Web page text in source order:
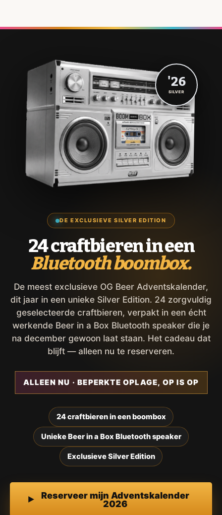
DE EXCLUSIEVE SILVER EDITION
24 craftbieren in een
Bluetooth boombox.
De meest exclusieve OG Beer Adventskalender,
dit jaar in een unieke Silver Edition. 24 zorgvuldig
geselecteerde craftbieren, verpakt in een écht
werkende Beer in a Box Bluetooth speaker die je
na december gewoon laat staan. Het cadeau dat
blijft — alleen nu te reserveren.
ALLEEN NU · BEPERKTE OPLAGE, OP IS OP
24 craftbieren in een boombox
Unieke Beer in a Box Bluetooth speaker
Exclusieve Silver Edition
Reserveer mijn Adventskalender
2026
'26
SILVER